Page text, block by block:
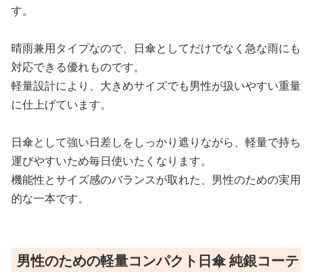
す。
晴雨兼用タイプなので、日傘としてだけでなく急な雨にも
対応できる優れものです。
軽量設計により、大きめサイズでも男性が扱いやすい重量
に仕上げています。
日傘として強い日差しをしっかり遮りながら、軽量で持ち
運びやすいため毎日使いたくなります。
機能性とサイズ感のバランスが取れた、男性のための実用
的な一本です。
男性のための軽量コンパクト日傘 純銀コーテ